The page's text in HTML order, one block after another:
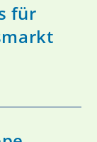
für